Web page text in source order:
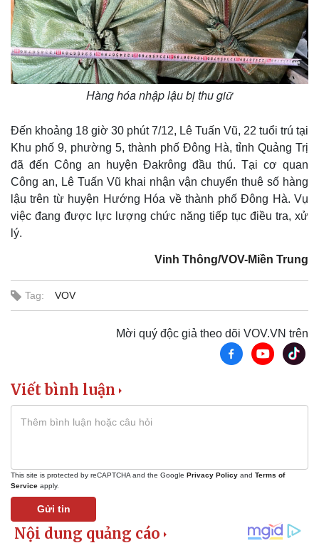
Bất động sản
Khởi nghiệp
Chứng khoán
Giá cà phê
Hàng hóa nhập lậu bị thu giữ
Đến khoảng 18 giờ 30 phút 7/12, Lê Tuấn Vũ, 22 tuổi trú tại
Khu phố 9, phường 5, thành phố Đông Hà, tỉnh Quảng Trị
đã đến Công an huyện Đakrông đầu thú. Tại cơ quan
Công an, Lê Tuấn Vũ khai nhận vận chuyển thuê số hàng
lậu trên từ huyện Hướng Hóa về thành phố Đông Hà. Vụ
việc đang được lực lượng chức năng tiếp tục điều tra, xử
lý.
Vinh Thông/VOV-Miền Trung
Tag: VOV
Mời quý độc giả theo dõi VOV.VN trên
Viết bình luận
This site is protected by reCAPTCHA and the Google Privacy Policy and Terms of
Service apply.
Gửi tin